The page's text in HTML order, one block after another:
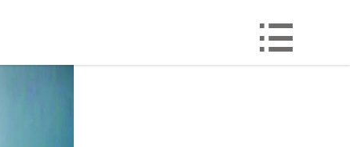
首页
